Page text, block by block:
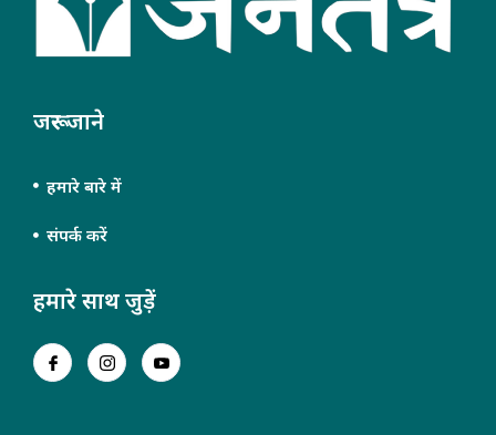
जरूर जाने
हमारे बारे में
संपर्क करें
हमारे साथ जुड़ें